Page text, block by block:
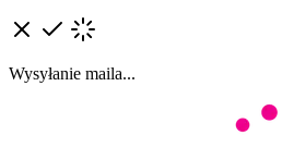
Wysyłanie maila...